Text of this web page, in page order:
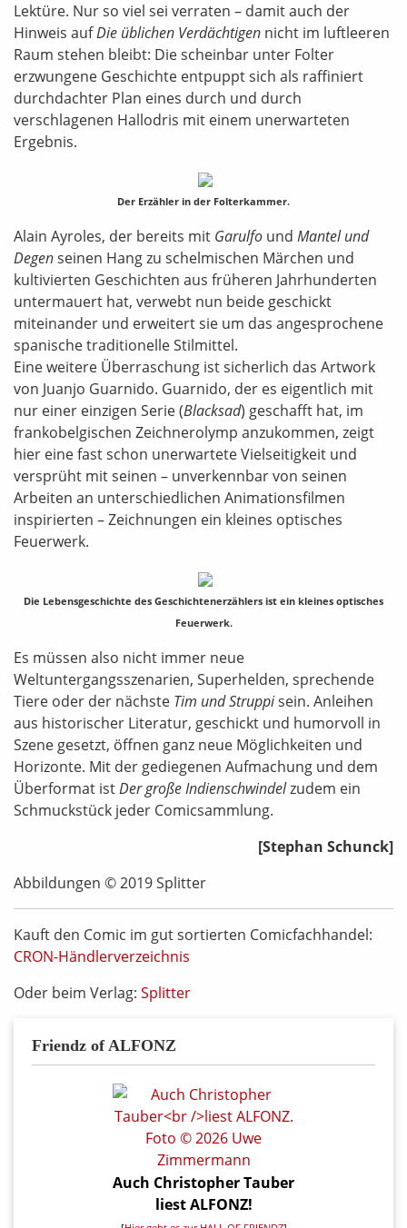
Lektüre. Nur so viel sei verraten – damit auch der
Hinweis aufDie üblichen Verdächtigen nicht im luftleeren
Raum stehen bleibt: Die scheinbar unter Folter
erzwungene Geschichte entpuppt sich als raffiniert
durchdachter Plan eines durch und durch
verschlagenen Hallodris mit einem unerwarteten
Ergebnis.
Der Erzähler in der Folterkammer.
Alain Ayroles, der bereits mit Garulfo und Mantel und
Degenseinen Hang zu schelmischen Märchen und
kultivierten Geschichten aus früheren Jahrhunderten
untermauert hat, verwebt nun beide geschickt
miteinander und erweitert sie um das angesprochene
spanische traditionelle Stilmittel.
Eine weitere Überraschung ist sicherlich das Artwork
von Juanjo Guarnido. Guarnido, der es eigentlich mit
nur einer einzigen Serie (Blacksad) geschafft hat, im
frankobelgischen Zeichnerolymp anzukommen, zeigt
hier eine fast schon unerwartete Vielseitigkeit und
versprüht mit seinen – unverkennbar von seinen
Arbeiten an unterschiedlichen Animationsfilmen
inspirierten – Zeichnungen ein kleines optisches
Feuerwerk.
Die Lebensgeschichte des Geschichtenerzählers ist ein kleines optisches
Feuerwerk.
Es müssen also nicht immer neue
Weltuntergangsszenarien, Superhelden, sprechende
Tiere oder der nächste Tim und Struppisein. Anleihen
aus historischer Literatur, geschickt und humorvoll in
Szene gesetzt, öffnen ganz neue Möglichkeiten und
Horizonte. Mit der gediegenen Aufmachung und dem
Überformat istDer große Indienschwindelzudem ein
Schmuckstück jeder Comicsammlung.
[Stephan Schunck]
Abbildungen © 2019 Splitter
Kauft den Comic im gut sortierten Comicfachhandel:
CRON-Händlerverzeichnis
Oder beim Verlag: Splitter
Friendz of ALFONZ
Auch Christopher Tauber
liest ALFONZ!